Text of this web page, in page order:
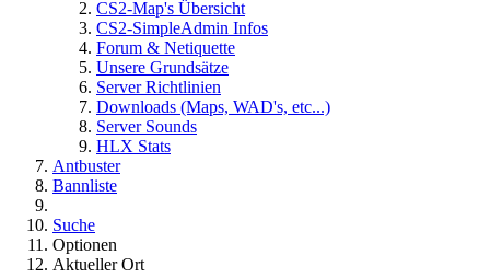
CS2-Map's Übersicht
CS2-SimpleAdmin Infos
Forum & Netiquette
Unsere Grundsätze
Server Richtlinien
Downloads (Maps, WAD's, etc...)
Server Sounds
HLX Stats
Antbuster
Bannliste
Suche
Optionen
Aktueller Ort